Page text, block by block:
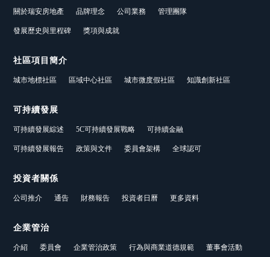
關於瑞安房地產 品牌理念 公司業務 管理團隊
發展歷史與里程碑 獎項與成就
社區項目簡介
城市地標社區 區域中心社區 城市微度假社區 知識創新社區
可持續發展
可持續發展綜述 5C可持續發展戰略 可持續金融
可持續發展報告 政策與文件 委員會架構 全球認可
投資者關係
公司推介 通告 財務報告 投資者日曆 更多資料
企業管治
介紹 委員會 企業管治政策 行為與商業道德規範 董事會活動